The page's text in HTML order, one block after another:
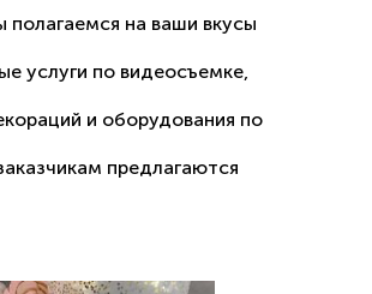
на ваши вкусы
услуги по видеосъемке,
и оборудования по
предлагаются